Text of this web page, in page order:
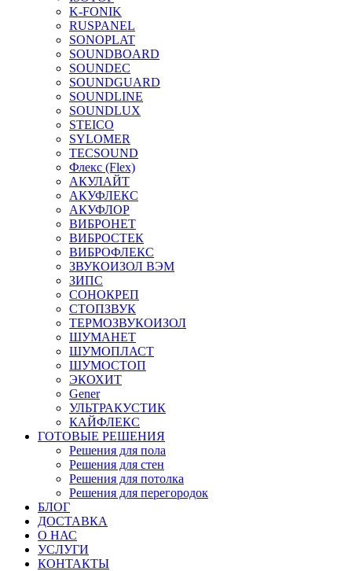
K-FONIK
RUSPANEL
SONOPLAT
SOUNDBOARD
SOUNDEC
SOUNDGUARD
SOUNDLINE
SOUNDLUX
STEICO
SYLOMER
TECSOUND
Флекс (Flex)
АКУЛАЙТ
АКУФЛЕКС
АКУФЛОР
ВИБРОНЕТ
ВИБРОСТЕК
ВИБРОФЛЕКС
ЗВУКОИЗОЛ ВЭМ
ЗИПС
СОНОКРЕП
СТОПЗВУК
ТЕРМОЗВУКОИЗОЛ
ШУМАНЕТ
ШУМОПЛАСТ
ШУМОСТОП
ЭКОХИТ
Gener
УЛЬТРАКУСТИК
КАЙФЛЕКС
ГОТОВЫЕ РЕШЕНИЯ
Решения для пола
Решения для стен
Решения для потолка
Решения для перегородок
БЛОГ
ДОСТАВКА
О НАС
УСЛУГИ
КОНТАКТЫ